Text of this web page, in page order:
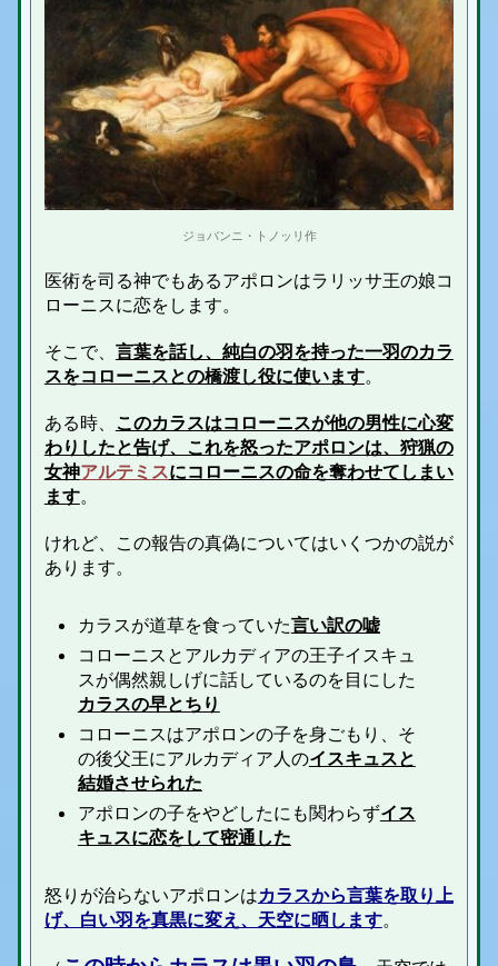
ジョバンニ・トノッリ作
医術を司る神でもあるアポロンはラリッサ王の娘コ
ローニスに恋をします。
そこで、 言葉を話し、純白の羽を持った一羽のカラ
スをコローニスとの橋渡し役に使います。
ある時、 このカラスはコローニスが他の男性に心変
わりしたと告げ、これを怒ったアポロンは、狩猟の
女神アルテミスにコローニスの命を奪わせてしまい
ます。
けれど、この報告の真偽についてはいくつかの説が
あります。
カラスが道草を食っていた言い訳の嘘
コローニスとアルカディアの王子イスキュ
スが偶然親しげに話しているのを目にした
カラスの早とちり
コローニスはアポロンの子を身ごもり、そ
の後父王にアルカディア人のイスキュスと
結婚させられた
アポロンの子をやどしたにも関わらずイス
キュスに恋をして密通した
怒りが治らないアポロンはカラスから言葉を取り上
げ、白い羽を真黒に変え、天空に晒します。